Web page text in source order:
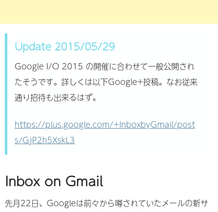
Update 2015/05/29
Google I/O 2015 の開催に合わせて一般公開され
たそうです。詳しくは以下Google+投稿。なお従来
通り招待も出来るはず。
https://plus.google.com/+InboxbyGmail/post
s/GjP2h5XskL3
Inbox on Gmail
先月22日、Googleは前々から噂されていたメールの新サ